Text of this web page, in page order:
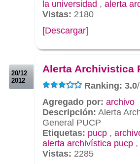
la universidad , alerta
Vistas: 2180
[Descargar]
20/12
2012
Alerta Archivistica
Ranking: 3.0
Agregado por: archivo
Descripción: Alerta
General PUCP
Etiquetas: pucp ,
alerta archivística pucp ,
Vistas: 2285